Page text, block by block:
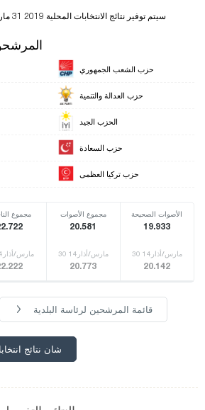
* سيتم توفير نتائج الانتخابات المحلية 2019 31 مارس من قبل وكالة الأناضول
حزب الشعب الجمهوري
حزب العدالة والتنمية
الحزب الجيد
حزب السعادة
حزب تركيا العظمى
مجموع مجموع الأصوات
20.581
الأصوات الصحيحة
19.933
30 مارس/أذار14 30 مارس/أذار14
20.773
30 مارس/أذار14
20.142
قائمة المرشحين لرئاسة البلدية
شان نتائج